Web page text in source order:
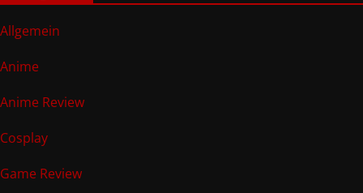
Allgemein
Anime
Anime Review
Cosplay
Game Review